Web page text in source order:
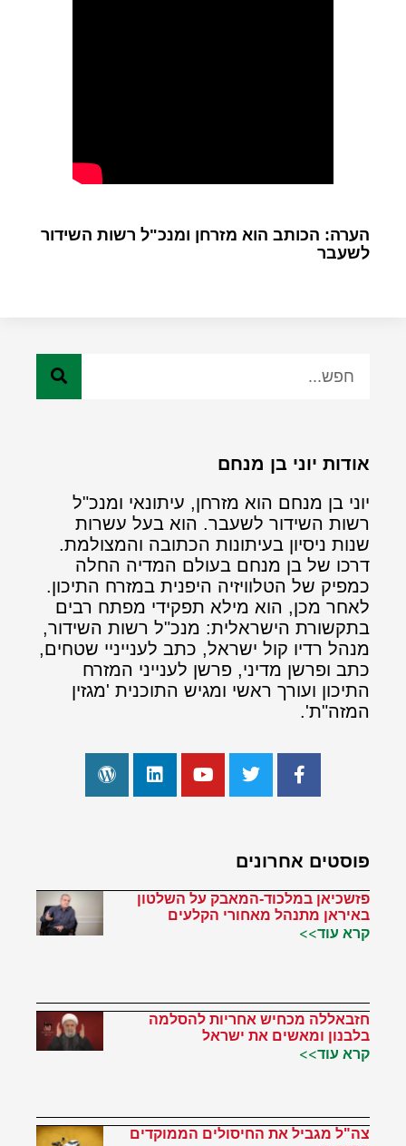
הערה: הכותב הוא מזרחן ומנכ"ל רשות השידור
לשעבר
אודות יוני בן מנחם
יוני בן מנחם הוא מזרחן, עיתונאי ומנכ"ל
רשות השידור לשעבר. הוא בעל עשרות
שנות ניסיון בעיתונות הכתובה והמצולמת.
דרכו של בן מנחם בעולם המדיה החלה
כמפיק של הטלוויזיה היפנית במזרח התיכון.
לאחר מכן, הוא מילא תפקידי מפתח רבים
בתקשורת הישראלית: מנכ"ל רשות השידור,
מנהל רדיו קול ישראל, כתב לענייניי שטחים,
כתב ופרשן מדיני, פרשן לענייני המזרח
התיכון ועורך ראשי ומגיש התוכנית 'מגזין
המזה"ת'.
פוסטים אחרונים
פזשכיאן במלכוד-המאבק על השלטון
באיראן מתנהל מאחורי הקלעים
קרא עוד>>
חזבאללה מכחיש אחריות להסלמה
בלבנון ומאשים את ישראל
קרא עוד>>
צה"ל מגביל את החיסולים הממוקדים